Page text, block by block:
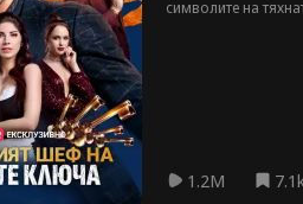
символите на
1.2M